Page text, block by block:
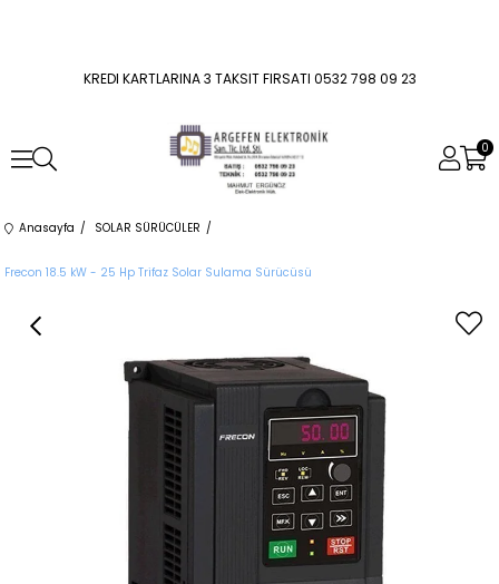
KREDI KARTLARINA 3 TAKSIT FIRSATI 0532 798 09 23
0
Anasayfa SOLAR SÜRÜCÜLER
Frecon 18.5 kW - 25 Hp Trifaz Solar Sulama Sürücüsü